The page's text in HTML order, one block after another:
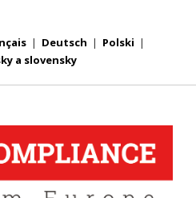
| Deutsch | Polski |
a slovensky